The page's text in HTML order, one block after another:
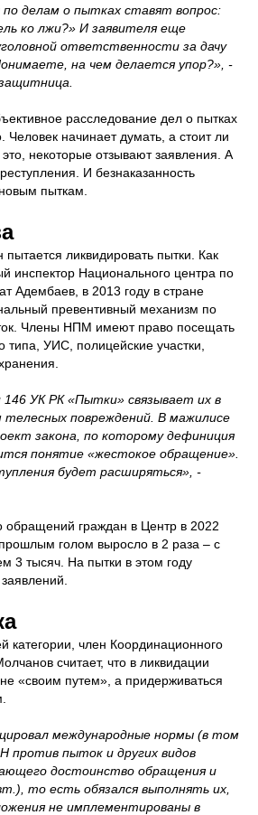
по делам о пытках ставят вопрос:
ко лжи?» И заявителя еще
ответственности за дачу
на чем делается упор?», -
расследование дел о пытках
Человек начинает думать, а стоит ли
некоторые отзывают заявления. А
И безнаказанность
пыткам.
ликвидировать пытки. Как
инспектор Национального центра по
Адембаев, в 2013 году в стране
превентивный механизм по
Члены НПМ имеют право посещать
типа, УИС, полицейские участки,
УК РК «Пытки» связывает их в
телесных повреждений. В мажилисе
закона, по которому дефиниция
понятие «жестокое обращение».
будет расширяться», -
обращений граждан в Центр в 2022
голом выросло в 2 раза – с
3 тысяч. На пытки в этом году
категории, член Координационного
считает, что в ликвидации
«своим путем», а придерживаться
международные нормы (в том
против пыток и других видов
достоинство обращения и
то есть обязался выполнять их,
не имплементированы в